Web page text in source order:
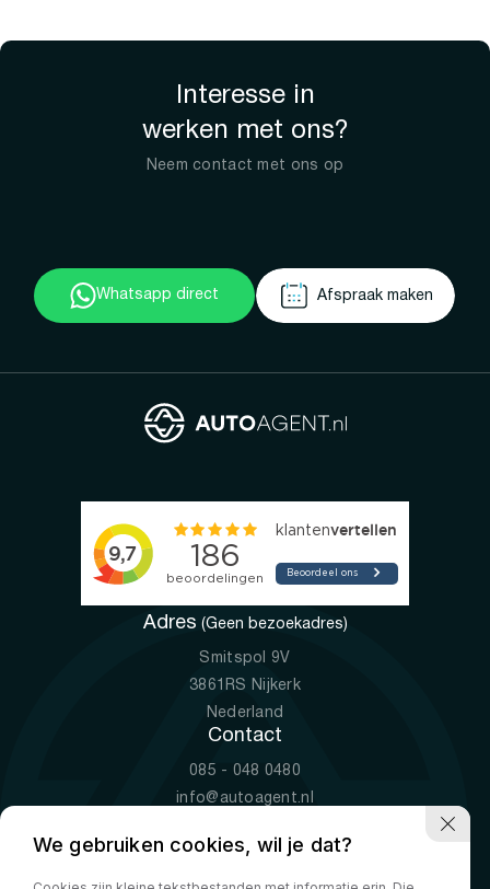
Interesse in
werken met ons?
Neem contact met ons op
Whatsapp direct Afspraak maken
Adres (Geen bezoekadres)
Smitspol 9V
3861RS Nijkerk
Nederland
Contact
085 - 048 0480
info@autoagent.nl
Openingstijden
We gebruiken cookies, wil je dat?